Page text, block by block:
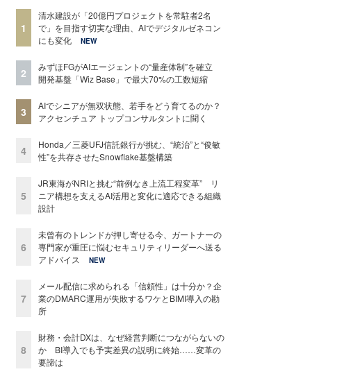
1
清水建設が「20億円プロジェクトを常駐者2名
で」を目指す切実な理由、AIでデジタルゼネコン
にも変化
NEW
2
みずほFGがAIエージェントの“量産体制”を確立
開発基盤「Wiz Base」で最大70%の工数短縮
3
AIでシニアが無双状態、若手をどう育てるのか？
アクセンチュア トップコンサルタントに聞く
4
Honda／三菱UFJ信託銀行が挑む、“統治”と“俊敏
性”を共存させたSnowflake基盤構築
5
JR東海がNRIと挑む“前例なき上流工程変革” リ
ニア構想を支えるAI活用と変化に適応できる組織
設計
6
未曾有のトレンドが押し寄せる今、ガートナーの
専門家が重圧に悩むセキュリティリーダーへ送る
アドバイス
NEW
7
メール配信に求められる「信頼性」は十分か？企
業のDMARC運用が失敗するワケとBIMI導入の勘
所
8
財務・会計DXは、なぜ経営判断につながらないの
か BI導入でも予実差異の説明に終始……変革の
要諦は